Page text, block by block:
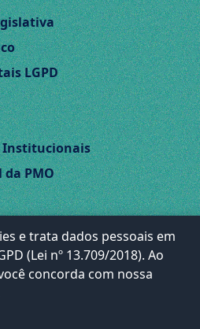
e trata dados pessoais em
(Lei nº 13.709/2018). Ao
concorda com nossa
LGPD
Institucionais
PMO